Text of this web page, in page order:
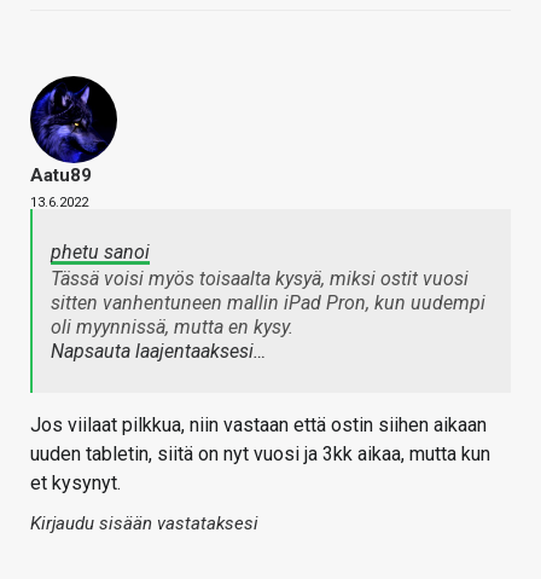
Aatu89
13.6.2022
phetu sanoi
Tässä voisi myös toisaalta kysyä, miksi ostit vuosi
sitten vanhentuneen mallin iPad Pron, kun uudempi
oli myynnissä, mutta en kysy.
Napsauta laajentaaksesi…
Jos viilaat pilkkua, niin vastaan että ostin siihen aikaan
uuden tabletin, siitä on nyt vuosi ja 3kk aikaa, mutta kun
et kysynyt.
Kirjaudu sisään vastataksesi